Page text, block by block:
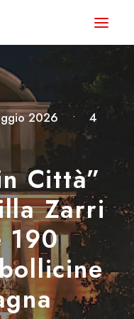
TV2026 •
4
Città”
Zarri
190